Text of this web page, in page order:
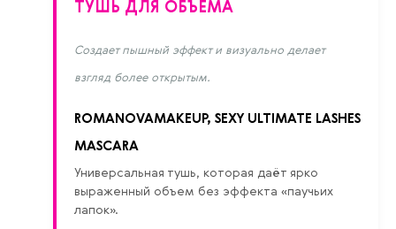
ТУШЬ ДЛЯ ОБЪЕМА
Создает пышный эффект и визуально делает
взгляд более открытым.
ROMANOVAMAKEUP, SEXY ULTIMATE LASHES
MASCARA
Универсальная тушь, которая даёт ярко
выраженный объем без эффекта «паучьих
лапок».